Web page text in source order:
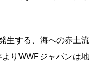
生する、海への赤土流
りWWFジャパンは地